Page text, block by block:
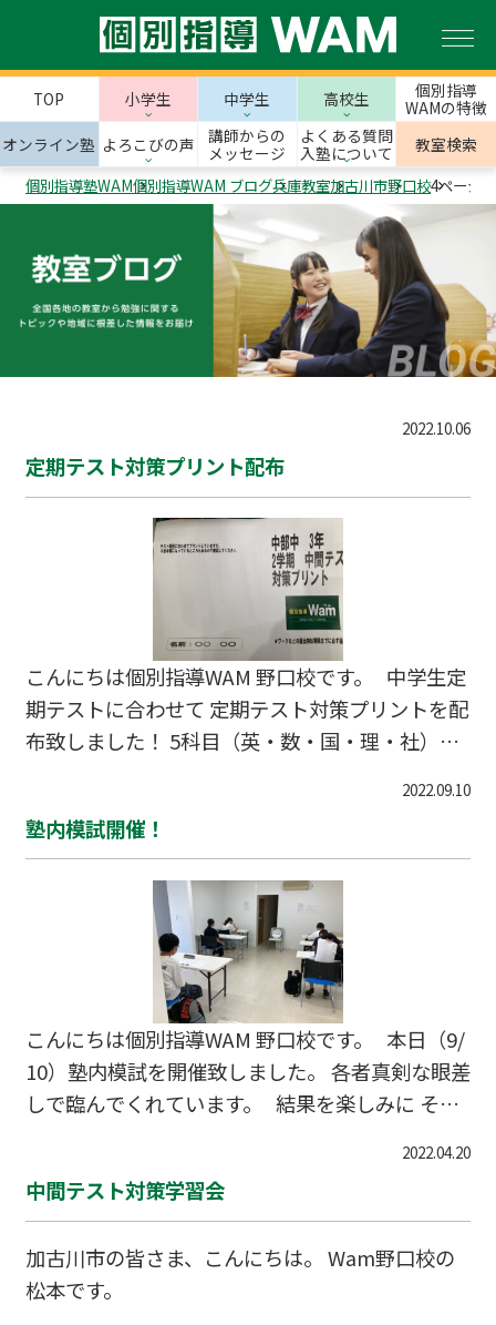
TOP 小学生 中学生 高校生
個別指導
WAMの特徴
オンライン塾 よろこびの声
講師からの
メッセージ
よくある質問
入塾について
教室検索
個別指導塾WAM個別指導WAM ブログ兵庫教室加古川市野口校4ページ目
2022.10.06
定期テスト対策プリント配布
こんにちは個別指導WAM 野口校です。 中学生定
期テストに合わせて 定期テスト対策プリントを配
布致しました！ 5科目（英・数・国・理・社）用
合せは以下まで 個別指導WAM 野口校 079-456-37
71
2022.09.10
塾内模試開催！
こんにちは個別指導WAM 野口校です。 本日（9/
10）塾内模試を開催致しました。 各者真剣な眼差
しで臨んでくれています。 結果を楽しみに そし
るので返却後の見直しがとても大切となります。
共に頑張りましょう！！ 問合せは以下まで 個別
指導WAM 野口校 079-456-3771
2022.04.20
中間テスト対策学習会
加古川市の皆さま、こんにちは。 Wam野口校の
松本です。